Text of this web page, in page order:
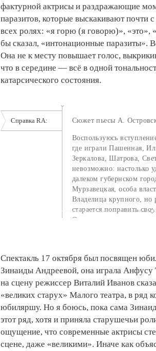
фактурной актрисы и раздражающие
паразитов, которые выскакивают
всех ролях: «я горю (я говорю)», «это»,
бы сказал, «интонационные паразиты».
Она не к месту повышает голос,
что в середине — всё в одной
катарсического состояния.
Сюжет пьесы А.
Воспользуюсь
где играли Пашенная,
Зеркалова, Шатрова,
невозможно: настолько
далеком губернском
Мурзавецкая, особа
Владелица крупного, но
старается поправить
Она их затевает по
своей соседке-
Миропа Давыдовна,
чёрном. И так же в
видом бедная молодая
приют в ее доме. У
племянник Аполлон
и ничтожный человек».
Мурзавецкая пытается
грозя подложными
Справка RA:
Спектакль 17 октября был посвящен
Зинаиды Андреевой, она играла
на сцену режиссер Виталий Иванов
«великих старух» Малого театра, в ряд
юбиляршу. Но я боюсь, пока сама
этот ряд, хотя и приняла старушечьи
ощущение, что современные актрисы
сцене, даже «великими». Иначе как